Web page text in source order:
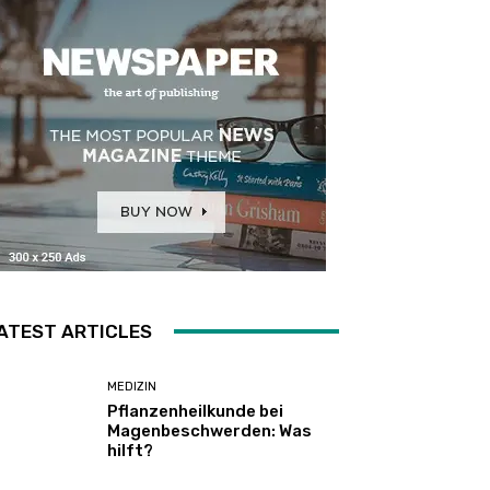
ARTICLES
MEDIZIN
Pflanzenheilkunde bei
Magenbeschwerden: Was
hilft?